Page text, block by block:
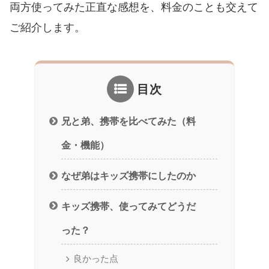
両方使ってみた正直な感想を、料金のことも交えて
ご紹介します。
目次
兄と弟、携帯を比べてみた（料
金・機能）
なぜ弟はキッズ携帯にしたのか
キッズ携帯、使ってみてどうだ
った？
良かった点